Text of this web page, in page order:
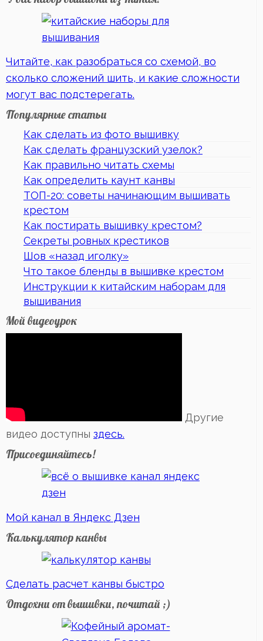
Читайте, как разобраться со схемой, во
сколько сложений шить, и какие сложности
могут вас подстерегать.
Популярные статьи
Как сделать из фото вышивку
Как сделать французский узелок?
Как правильно читать схемы
Как определить каунт канвы
ТОП-20: советы начинающим вышивать
крестом
Как постирать вышивку крестом?
Секреты ровных крестиков
Шов «назад иголку»
Что такое бленды в вышивке крестом
Инструкции к китайским наборам для
вышивания
Мой видеоурок
Другие
видео доступны здесь.
Присоединяйтесь!
Мой канал в Яндекс Дзен
Калькулятор канвы
Сделать расчет канвы быстро
Отдохни от вышивки, почитай ;)